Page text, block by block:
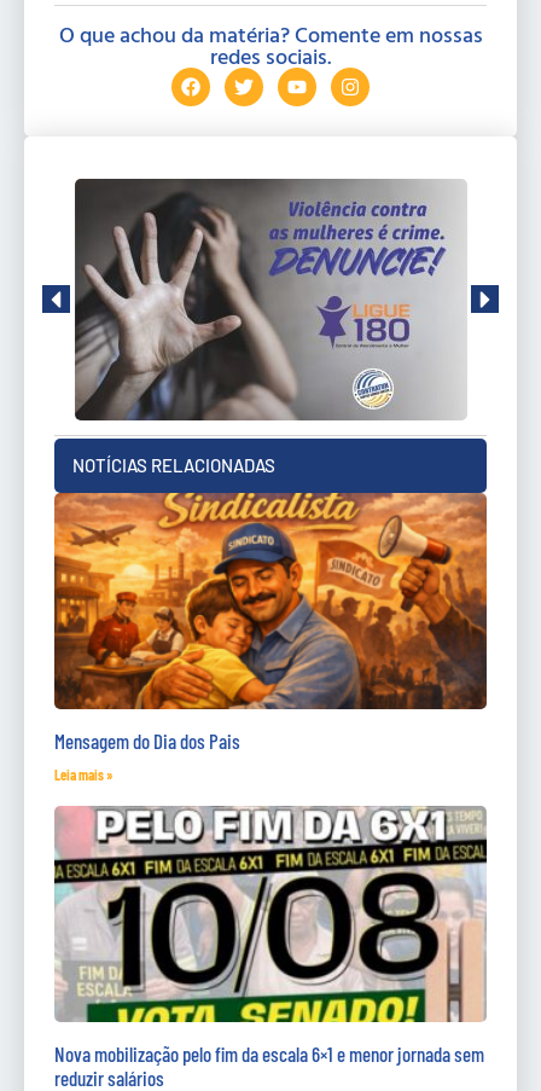
O que achou da matéria? Comente em nossas
redes sociais.
NOTÍCIAS RELACIONADAS
Mensagem do Dia dos Pais
Leia mais »
Nova mobilização pelo fim da escala 6×1 e menor jornada sem
reduzir salários